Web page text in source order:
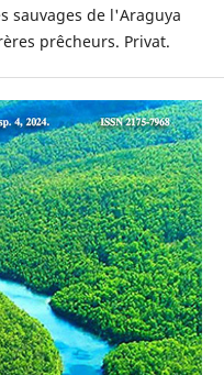
sauvages de l'Araguya
prêcheurs. Privat.